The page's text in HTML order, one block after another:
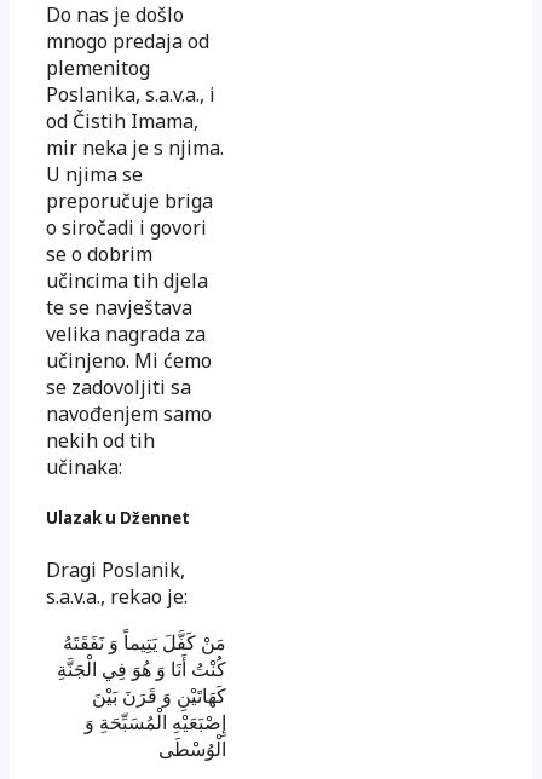
Do nas je došlo
mnogo predaja od
plemenitog
Poslanika, s.a.v.a., i
od Čistih Imama,
mir neka je s njima.
U njima se
preporučuje briga
o siročadi i govori
se o dobrim
učincima tih djela
te se navještava
velika nagrada za
učinjeno. Mi ćemo
se zadovoljiti sa
navođenjem samo
nekih od tih
učinaka:
Ulazak u Džennet
Dragi Poslanik,
s.a.v.a., rekao je:
مَنْ كَفَّلَ يَتِيماً وَ نَفَقَتَهُ
كُنْتُ أَنَا وَ هُوَ فِي الْجَنَّةِ
كَهَاتَيْنِ وَ قَرَنَ بَيْنَ
إِصْبَعَيْهِ الْمُسَبِّحَةِ وَ
الْوُسْطَى